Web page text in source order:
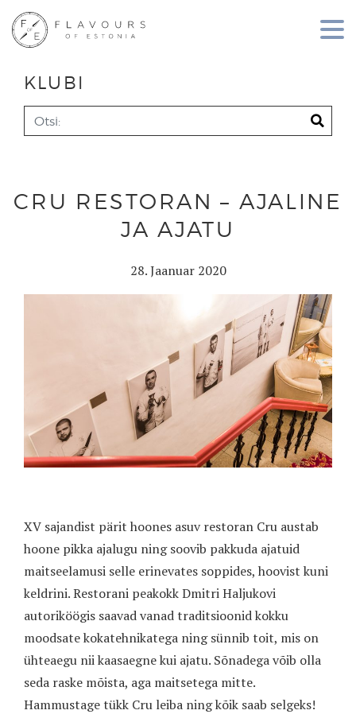
KLUBI
CRU RESTORAN – AJALINE
JA AJATU
28. Jaanuar 2020
XV sajandist pärit hoones asuv restoran Cru austab
hoone pikka ajalugu ning soovib pakkuda ajatuid
maitseelamusi selle erinevates soppides, hoovist kuni
keldrini. Restorani peakokk Dmitri Haljukovi
autoriköögis saavad vanad traditsioonid kokku
moodsate kokatehnikatega ning sünnib toit, mis on
ühteaegu nii kaasaegne kui ajatu. Sõnadega võib olla
seda raske mõista, aga maitsetega mitte.
Hammustage tükk Cru leiba ning kõik saab selgeks!